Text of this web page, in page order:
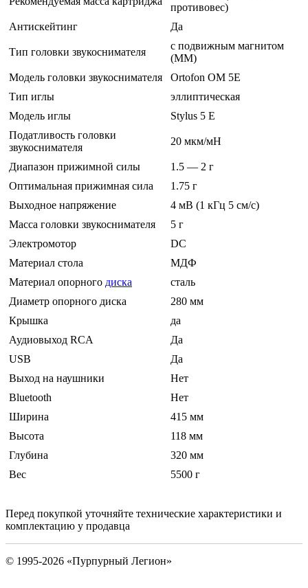
противовес)
Антискейтинг
Да
Тип головки звукоснимателя
с подвижным магнитом
(MM)
Модель головки звукоснимателя
Ortofon OM 5E
Тип иглы
эллиптическая
Модель иглы
Stylus 5 E
Податливость головки
звукоснимателя
20 мкм/мН
Диапазон прижимной силы
1.5 — 2 г
Оптимальная прижимная сила
1.75 г
Выходное напряжение
4 мВ (1 кГц 5 см/с)
Масса головки звукоснимателя
5 г
Электромотор
DC
Материал стола
МДФ
Материал опорного диска
сталь
Диаметр опорного диска
280 мм
Крышка
да
Аудиовыход RCA
Да
USB
Да
Выход на наушники
Нет
Bluetooth
Нет
Ширина
415 мм
Высота
118 мм
Глубина
320 мм
Вес
5500 г
Перед покупкой уточняйте технические характеристики и
комплектацию у продавца
© 1995-2026 «Пурпурный Легион»